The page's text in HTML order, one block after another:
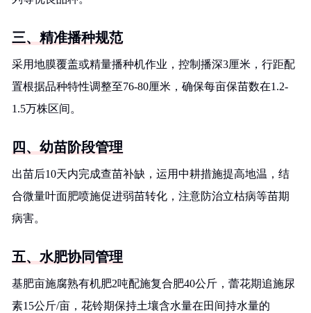
三、精准播种规范
采用地膜覆盖或精量播种机作业，控制播深3厘米，行距配
置根据品种特性调整至76-80厘米，确保每亩保苗数在1.2-
1.5万株区间。
四、幼苗阶段管理
出苗后10天内完成查苗补缺，运用中耕措施提高地温，结
合微量叶面肥喷施促进弱苗转化，注意防治立枯病等苗期
病害。
五、水肥协同管理
基肥亩施腐熟有机肥2吨配施复合肥40公斤，蕾花期追施尿
素15公斤/亩，花铃期保持土壤含水量在田间持水量的